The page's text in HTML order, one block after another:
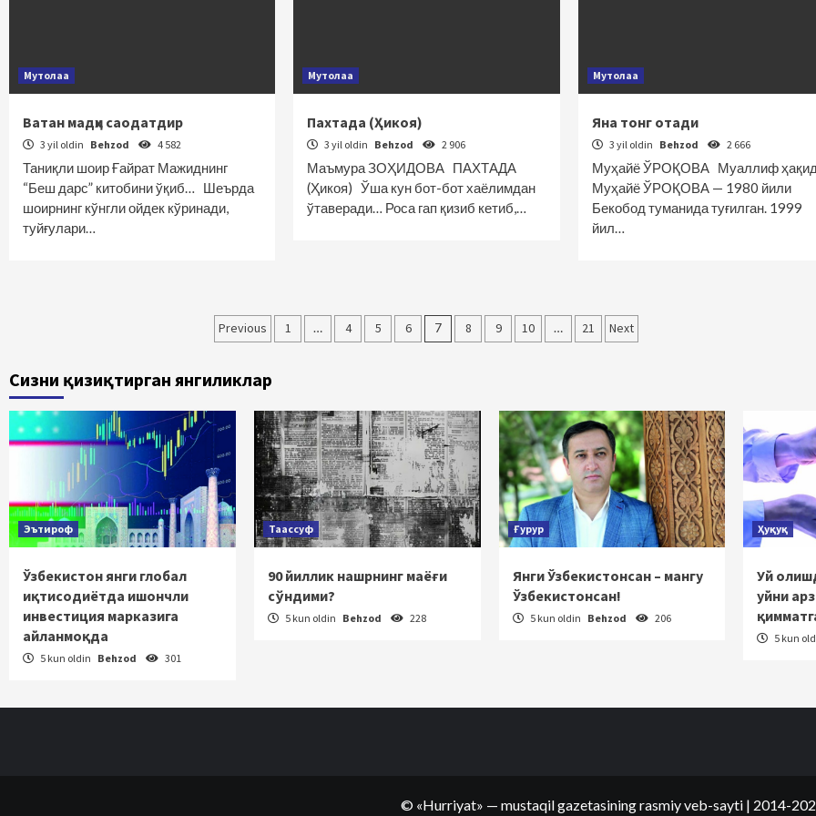
Мутолаа
Ватан мадҳи саодатдир
3 yil oldin Behzod 4 582
Таниқли шоир Ғайрат Мажиднинг
“Беш дарс” китобини ўқиб… Шеърда
шоирнинг кўнгли ойдек кўринади,
туйғулари…
Мутолаа
Пахтада (Ҳикоя)
3 yil oldin Behzod 2 906
Маъмура ЗОҲИДОВА ПАХТАДА
(Ҳикоя) Ўша кун бот-бот хаёлимдан
ўтаверади… Роса гап қизиб кетиб,…
Мутолаа
Яна тонг отади
3 yil oldin Behzod 2 666
Муҳайё ЎРОҚОВА Муаллиф
Муҳайё ЎРОҚОВА — 1980 йили
Бекобод туманида туғилган. 1999
йил…
Maqolalar
harakatlanish
Previous 1 … 4 5 6 7 8 9 10 … 21 Next
Сизни қизиқтирган янгиликлар
Эътироф
Ўзбекистон янги глобал
иқтисодиётда ишончли
инвестиция марказига
айланмоқда
5 kun oldin Behzod 301
Таассуф
90 йиллик нашрнинг маёғи
сўндими?
5 kun oldin Behzod 228
Ғурур
Янги Ўзбекистонсан – мангу
Ўзбекистонсан!
5 kun oldin Behzod 206
Ҳуқуқ
Уй
уйни
5 kun
© «Hurriyat» — mustaqil gazetasining rasmiy veb-sayti | 2014-